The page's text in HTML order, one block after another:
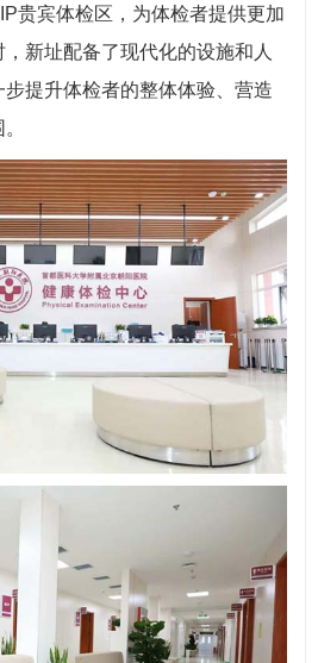
贵宾体检区，为体检者提供更加
新址配备了现代化的设施和人
提升体检者的整体体验、营造